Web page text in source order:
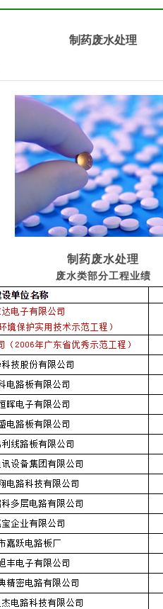
制药废水处理
制药废水处理
废水类部分工程业绩